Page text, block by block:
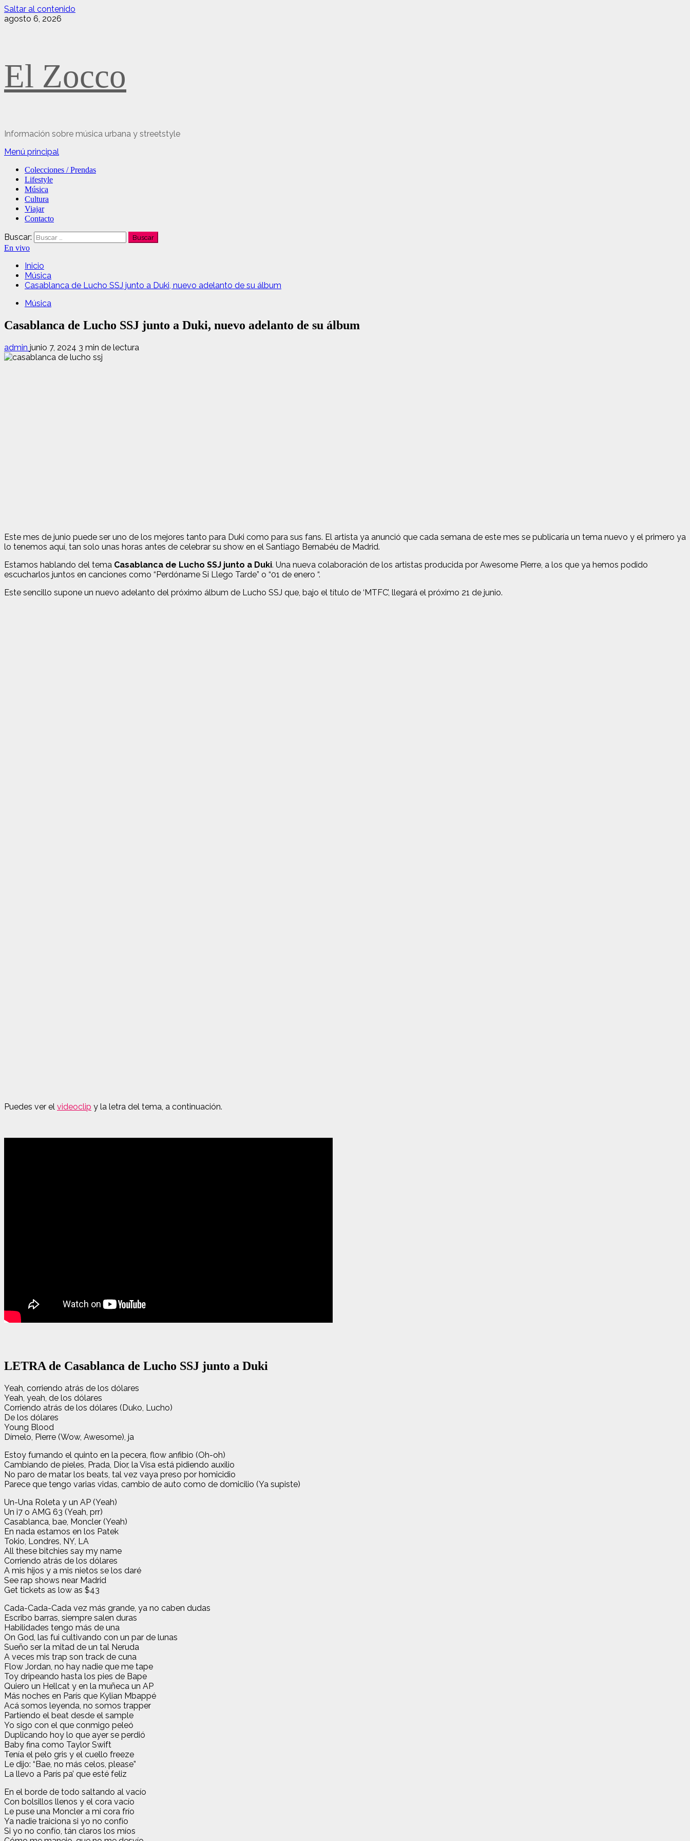
Saltar al contenido
agosto 6, 2026
El Zocco
Información sobre música urbana y streetstyle
Menú principal
Colecciones / Prendas
Lifestyle
Música
Cultura
Viajar
Contacto
Buscar:
En vivo
Inicio
Música
Casablanca de Lucho SSJ junto a Duki, nuevo adelanto de su álbum
Música
Casablanca de Lucho SSJ junto a Duki, nuevo adelanto de su álbum
admin junio 7, 2024 3 min de lectura
Este mes de junio puede ser uno de los mejores tanto para Duki como para sus fans. El artista ya anunció que cada semana de este mes se publicaría un tema nuevo y el primero ya
lo tenemos aquí, tan solo unas horas antes de celebrar su show en el Santiago Bernabéu de Madrid.
Estamos hablando del tema Casablanca de Lucho SSJ junto a Duki. Una nueva colaboración de los artistas producida por Awesome Pierre, a los que ya hemos podido
escucharlos juntos en canciones como “Perdóname Si Llego Tarde” o “01 de enero “.
Este sencillo supone un nuevo adelanto del próximo álbum de Lucho SSJ que, bajo el título de ‘MTFC’, llegará el próximo 21 de junio.
Puedes ver el videoclip y la letra del tema, a continuación.
LETRA de Casablanca de Lucho SSJ junto a Duki
Yeah, corriendo atrás de los dólares
Yeah, yeah, de los dólares
Corriendo atrás de los dólares (Duko, Lucho)
De los dólares
Young Blood
Dímelo, Pierre (Wow, Awesome), ja
Estoy fumando el quinto en la pecera, flow anfibio (Oh-oh)
Cambiando de pieles, Prada, Dior, la Visa está pidiendo auxilio
No paro de matar los beats, tal vez vaya preso por homicidio
Parece que tengo varias vidas, cambio de auto como de domicilio (Ya supiste)
Un-Una Roleta y un AP (Yeah)
Un i7 o AMG 63 (Yeah, prr)
Casablanca, bae, Moncler (Yeah)
En nada estamos en los Patek
Tokio, Londres, NY, LA
All these bitchies say my name
Corriendo atrás de los dólares
A mis hijos y a mis nietos se los daré
See rap shows near Madrid
Get tickets as low as $43
Cada-Cada-Cada vez más grande, ya no caben dudas
Escribo barras, siempre salen duras
Habilidades tengo más de una
On God, las fui cultivando con un par de lunas
Sueño ser la mitad de un tal Neruda
A veces mis trap son track de cuna
Flow Jordan, no hay nadie que me tape
Toy dripeando hasta los pies de Bape
Quiero un Hellcat y en la muñeca un AP
Más noches en París que Kylian Mbappé
Acá somos leyenda, no somos trapper
Partiendo el beat desde el sample
Yo sigo con el que conmigo peleó
Duplicando hoy lo que ayer se perdió
Baby fina como Taylor Swift
Tenía el pelo gris y el cuello freeze
Le dijo: “Bae, no más celos, please”
La llevo a París pa’ que esté feliz
En el borde de todo saltando al vacío
Con bolsillos llenos y el cora vacío
Le puse una Moncler a mi cora frío
Ya nadie traiciona si yo no confío
Si yo no confío, tán claros los míos